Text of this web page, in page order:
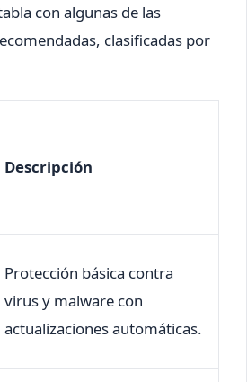
con algunas de las
clasificadas por
Descripción
Protección básica contra
virus y malware con
actualizaciones automáticas.